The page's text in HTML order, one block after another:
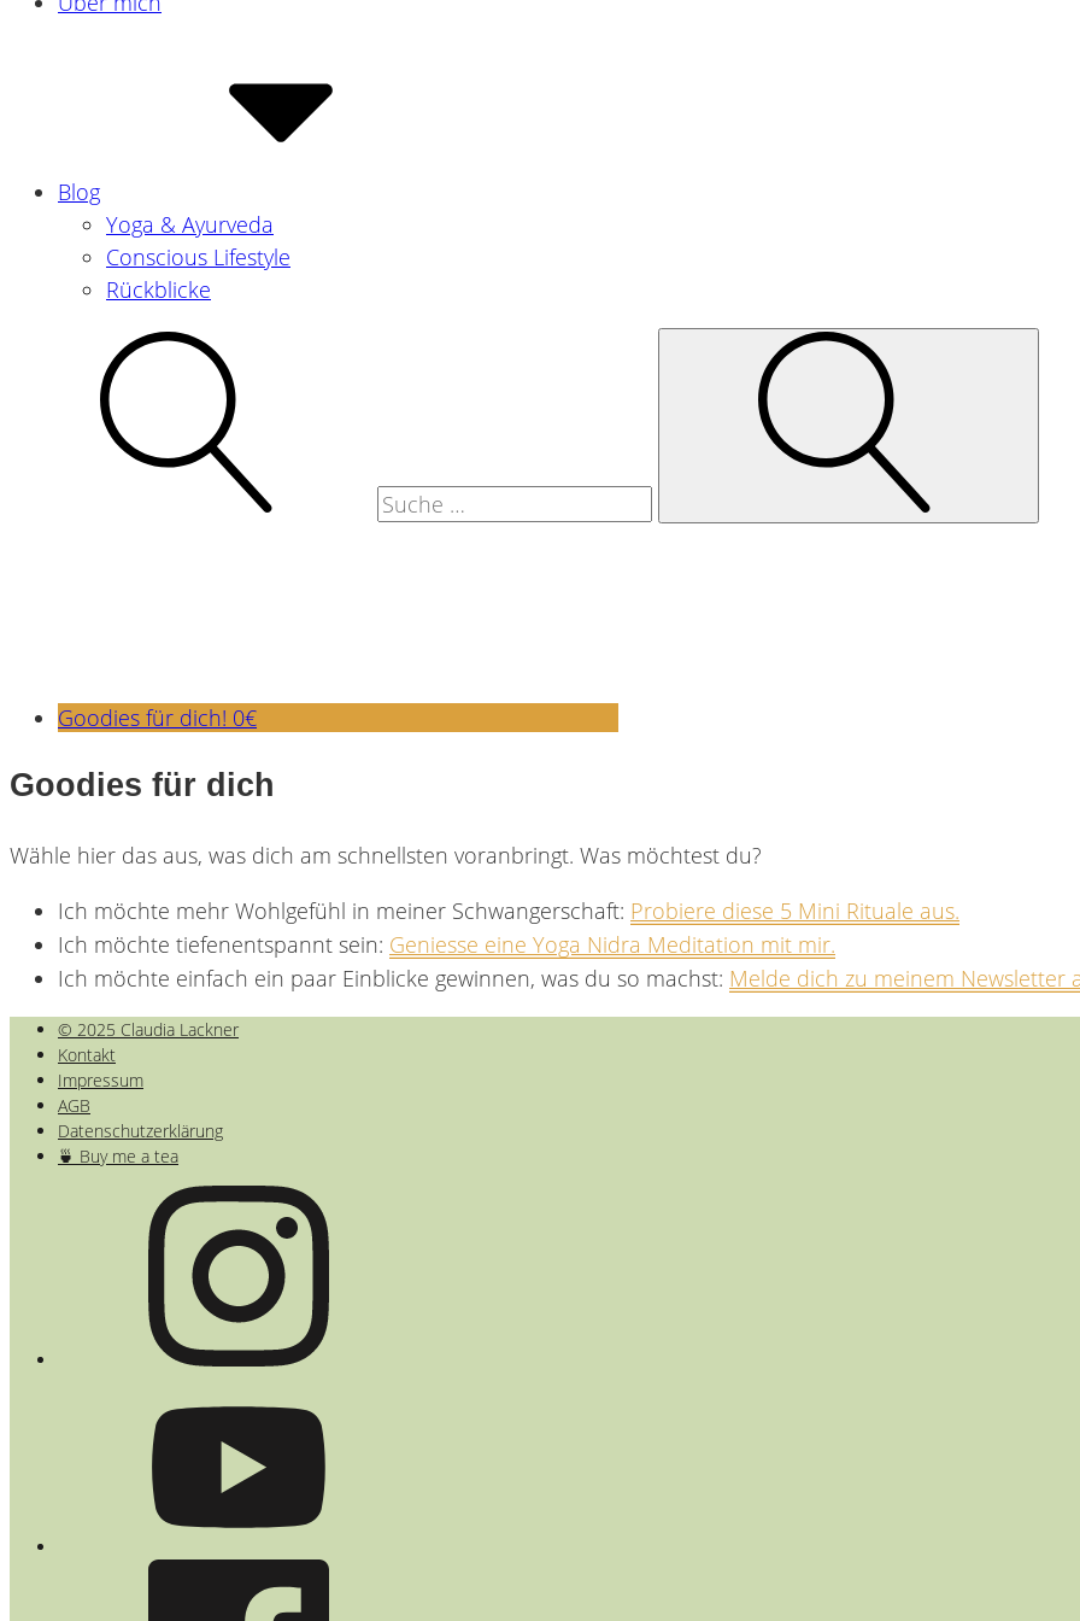
Blog
Yoga & Ayurveda
Conscious Lifestyle
Rückblicke
Goodies für dich! 0€
Goodies für dich
Wähle hier das aus, was dich am schnellsten voranbringt. Was möchtest du?
Ich möchte mehr Wohlgefühl in meiner Schwangerschaft: Probiere diese 5 Mini Rituale aus.
Ich möchte tiefenentspannt sein: Geniesse eine Yoga Nidra Meditation mit mir.
Ich möchte einfach ein paar Einblicke gewinnen, was du so machst: Melde dich zu meinem Newsletter
© 2025 Claudia Lackner
Kontakt
Impressum
AGB
Datenschutzerklärung
🍵 Buy me a tea